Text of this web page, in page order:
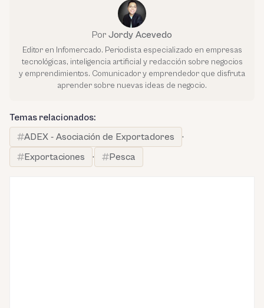
Por Jordy Acevedo
Editor en Infomercado. Periodista especializado en empresas
tecnológicas, inteligencia artificial y redacción sobre negocios
y emprendimientos. Comunicador y emprendedor que disfruta
aprender sobre nuevas ideas de negocio.
Temas relacionados:
ADEX - Asociación de Exportadores
·
Exportaciones
· Pesca